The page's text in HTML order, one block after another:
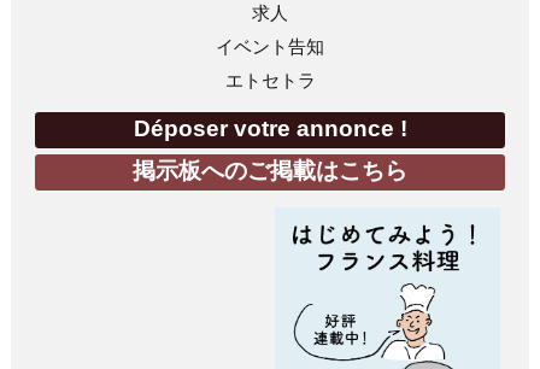
求人
イベント告知
エトセトラ
Déposer votre annonce !
掲示板へのご掲載はこちら